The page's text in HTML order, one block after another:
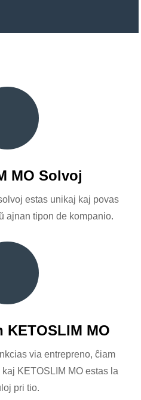
MO Solvoj
estas unikaj kaj povas
ajnan tipon de kompanio.
MO
via entrepreno, ĉiam
KETOSLIM MO estas la
pri tio.